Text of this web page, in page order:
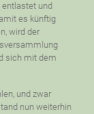
und
es künftig
wird der
sich mit dem
und zwar
nun weiterhin